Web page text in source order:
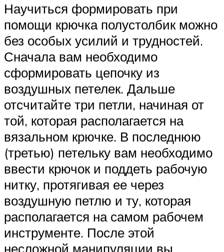
Научиться формировать при
помощи крючка полустолбик можно
без особых усилий и трудностей.
Сначала вам необходимо
сформировать цепочку из
воздушных петелек. Дальше
отсчитайте три петли, начиная от
той, которая располагается на
вязальном крючке. В последнюю
(третью) петельку вам необходимо
ввести крючок и поддеть рабочую
нитку, протягивая ее через
воздушную петлю и ту, которая
располагается на самом рабочем
инструменте. После этой
несложной манипуляции вы